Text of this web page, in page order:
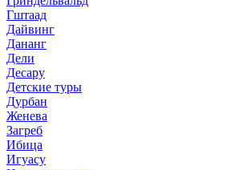
Гштаад
Дайвинг
Дананг
Дели
Десару
Детские туры
Дурбан
Женева
Загреб
Ибица
Игуасу